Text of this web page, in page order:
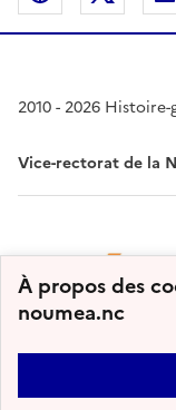
À propos des
noumea.nc
2010 - 2026
Vice-rectorat de la
Plan du site Nous